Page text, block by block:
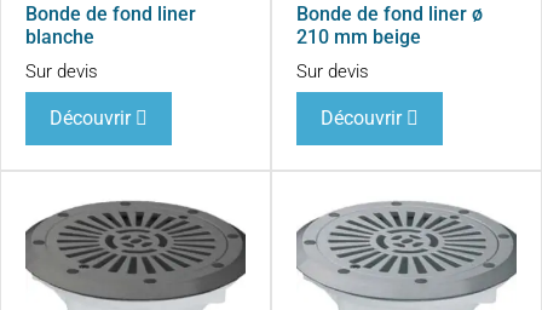
Bonde de fond liner
blanche
Sur devis
Découvrir
Bonde de fond liner ø
210 mm beige
Sur devis
Découvrir